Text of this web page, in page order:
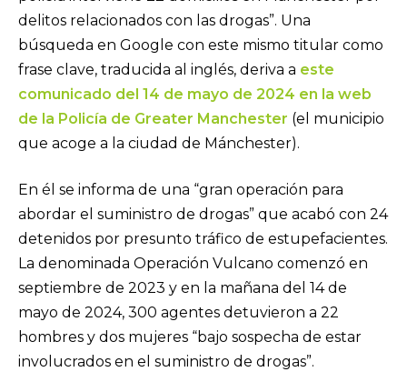
delitos relacionados con las drogas”. Una
búsqueda en Google con este mismo titular como
frase clave, traducida al inglés, deriva a este
comunicado del 14 de mayo de 2024 en la web
de la Policía de Greater Manchester (el municipio
que acoge a la ciudad de Mánchester).
En él se informa de una “gran operación para
abordar el suministro de drogas” que acabó con 24
detenidos por presunto tráfico de estupefacientes.
La denominada Operación Vulcano comenzó en
septiembre de 2023 y en la mañana del 14 de
mayo de 2024, 300 agentes detuvieron a 22
hombres y dos mujeres “bajo sospecha de estar
involucrados en el suministro de drogas”.